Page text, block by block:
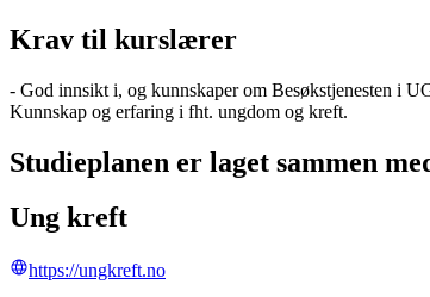
Krav til kurslærer
- God innsikt i, og kunnskaper om Besøkstjenesten i
Kunnskap og erfaring i fht. ungdom og kreft.
Studieplanen er laget sammen
Ung kreft
https://ungkreft.no